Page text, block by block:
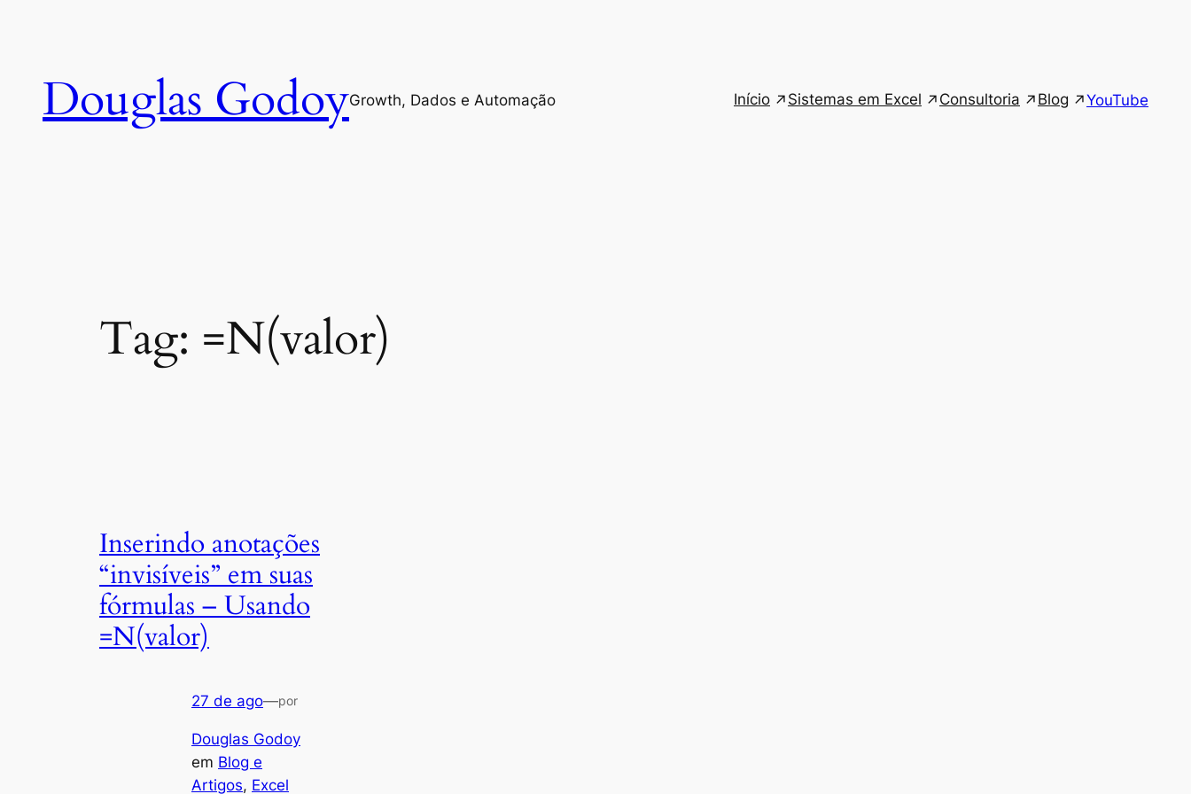
conteúdoDouglas GodoyGrowth, Dados e Automação Início Sistemas em Excel Consultoria Blog YouTube
Tag: =N(valor)
Inserindo anotações
“invisíveis” em suas
fórmulas – Usando
=N(valor)
27 de ago—por
Douglas Godoy
em Blog e
Artigos, Excel